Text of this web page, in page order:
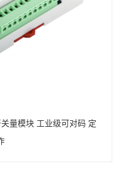
量模块 工业级可对码 定